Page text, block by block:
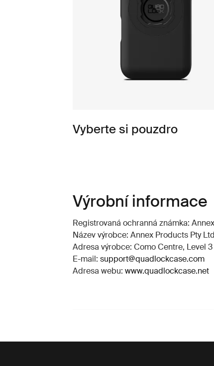
Vyberte si pouzdro
Výrobní informace
Registrovaná ochranná známka:
Název výrobce: Annex Products Pty
Adresa výrobce: Como Centre, Level
E-mail: support@quadlockcase.com
Adresa webu: www.quadlockcase.net